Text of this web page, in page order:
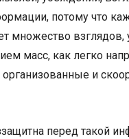
потому что
множество взглядов,
масс, как легко
организованные и
перед такой